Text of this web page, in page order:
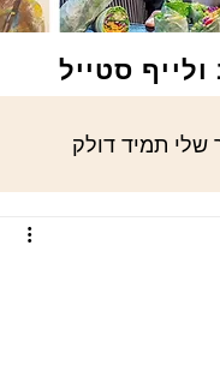
סטייל
שלי תמיד דולק